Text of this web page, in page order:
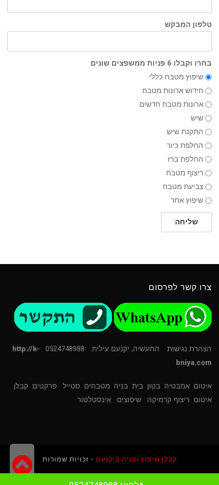
טלפון המבקש
בחרו וקבלו 6 פניות ממשפצים שונים
שיפוץ מטבח כללי
חידוש ארונות מטבח
ארונות מטבח חדשים
שיש
התקנת שיש
החלפת כיור
החלפת ברז
ריצוף מטבח
צביעת מטבח
שיפוץ אחר
שליחה
צרו קשר לפרסום
הצהרת נגישות התעשיה, יקנעם עילית. 0524748988
http://k-
bniya.com
איטום אמבטיה בטון בית בניה מטבחים סטייל פרקטים קבלן
איטום ריצוף קרמיקה שיפוצים אינסטלטור
קבלן שיפוץ ובניה ביקנעם - זכויות שמורות